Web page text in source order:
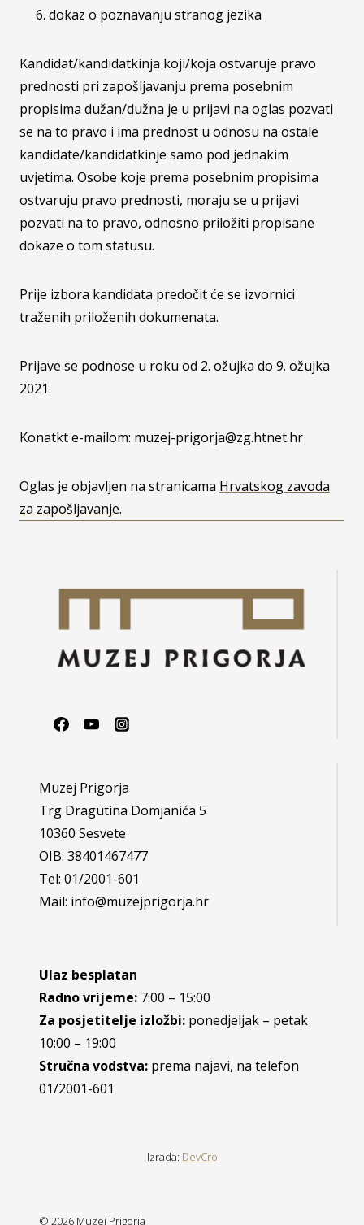
6. dokaz o poznavanju stranog jezika
Kandidat/kandidatkinja koji/koja ostvaruje pravo
prednosti pri zapošljavanju prema posebnim
propisima dužan/dužna je u prijavi na oglas pozvati
se na to pravo i ima prednost u odnosu na ostale
kandidate/kandidatkinje samo pod jednakim
uvjetima. Osobe koje prema posebnim propisima
ostvaruju pravo prednosti, moraju se u prijavi
pozvati na to pravo, odnosno priložiti propisane
dokaze o tom statusu.
Prije izbora kandidata predočit će se izvornici
traženih priloženih dokumenata.
Prijave se podnose u roku od 2. ožujka do 9. ožujka
2021.
Konatkt e-mailom: muzej-prigorja@zg.htnet.hr
Oglas je objavljen na stranicama Hrvatskog zavoda
za zapošljavanje.
Muzej Prigorja
Trg Dragutina Domjanića 5
10360 Sesvete
OIB: 38401467477
Tel: 01/2001-601
Mail: info@muzejprigorja.hr
Ulaz besplatan
Radno vrijeme: 7:00 – 15:00
Za posjetitelje izložbi: ponedjeljak – petak
10:00 – 19:00
Stručna vodstva: prema najavi, na telefon
01/2001-601
Izrada: DevCro
© 2026 Muzej Prigorja